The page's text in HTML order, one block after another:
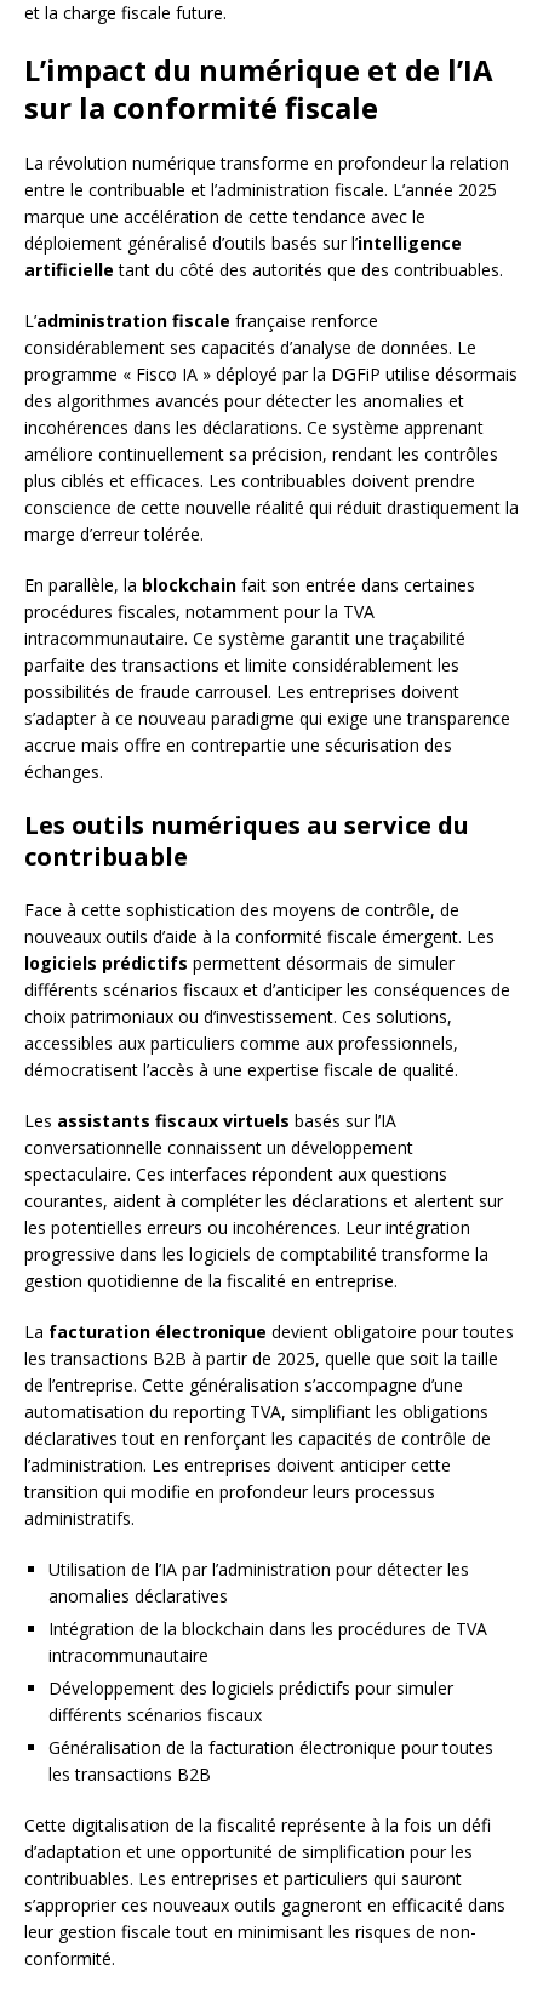
et la charge fiscale future.
L’impact du numérique et de l’IA
sur la conformité fiscale
La révolution numérique transforme en profondeur la relation
entre le contribuable et l’administration fiscale. L’année 2025
marque une accélération de cette tendance avec le
déploiement généralisé d’outils basés sur l’intelligence
artificielle tant du côté des autorités que des contribuables.
L’administration fiscale française renforce
considérablement ses capacités d’analyse de données. Le
programme « Fisco IA » déployé par la DGFiP utilise désormais
des algorithmes avancés pour détecter les anomalies et
incohérences dans les déclarations. Ce système apprenant
améliore continuellement sa précision, rendant les contrôles
plus ciblés et efficaces. Les contribuables doivent prendre
conscience de cette nouvelle réalité qui réduit drastiquement la
marge d’erreur tolérée.
En parallèle, la blockchain fait son entrée dans certaines
procédures fiscales, notamment pour la TVA
intracommunautaire. Ce système garantit une traçabilité
parfaite des transactions et limite considérablement les
possibilités de fraude carrousel. Les entreprises doivent
s’adapter à ce nouveau paradigme qui exige une transparence
accrue mais offre en contrepartie une sécurisation des
échanges.
Les outils numériques au service du
contribuable
Face à cette sophistication des moyens de contrôle, de
nouveaux outils d’aide à la conformité fiscale émergent. Les
logiciels prédictifs permettent désormais de simuler
différents scénarios fiscaux et d’anticiper les conséquences de
choix patrimoniaux ou d’investissement. Ces solutions,
accessibles aux particuliers comme aux professionnels,
démocratisent l’accès à une expertise fiscale de qualité.
Les assistants fiscaux virtuels basés sur l’IA
conversationnelle connaissent un développement
spectaculaire. Ces interfaces répondent aux questions
courantes, aident à compléter les déclarations et alertent sur
les potentielles erreurs ou incohérences. Leur intégration
progressive dans les logiciels de comptabilité transforme la
gestion quotidienne de la fiscalité en entreprise.
La facturation électronique devient obligatoire pour toutes
les transactions B2B à partir de 2025, quelle que soit la taille
de l’entreprise. Cette généralisation s’accompagne d’une
automatisation du reporting TVA, simplifiant les obligations
déclaratives tout en renforçant les capacités de contrôle de
l’administration. Les entreprises doivent anticiper cette
transition qui modifie en profondeur leurs processus
administratifs.
Utilisation de l’IA par l’administration pour détecter les
anomalies déclaratives
Intégration de la blockchain dans les procédures de TVA
intracommunautaire
Développement des logiciels prédictifs pour simuler
différents scénarios fiscaux
Généralisation de la facturation électronique pour toutes
les transactions B2B
Cette digitalisation de la fiscalité représente à la fois un défi
d’adaptation et une opportunité de simplification pour les
contribuables. Les entreprises et particuliers qui sauront
s’approprier ces nouveaux outils gagneront en efficacité dans
leur gestion fiscale tout en minimisant les risques de non-
conformité.